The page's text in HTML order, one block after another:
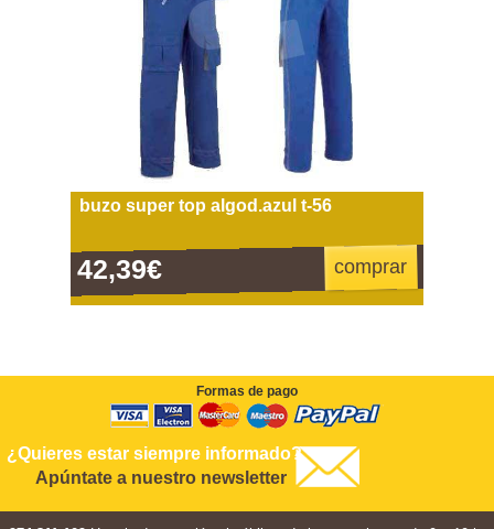
buzo super top algod.azul t-56
42,39€ comprar
Formas de pago
¿Quieres estar siempre informado?
Apúntate a nuestro newsletter